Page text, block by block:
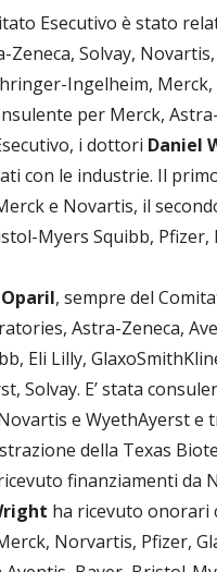
Esecutivo è stato
Solvay,
Ingelheim,
per Merck,
i dottori Daniel
con le industrie. Il
e Novartis, il
Myers Squibb,
, sempre del
Astra-Zeneca,
Eli Lilly,
Solvay. E’ stata
e WyethAyerst e
della Texas
finanziamenti da
ha ricevuto onorari
Norvartis, Pfizer,